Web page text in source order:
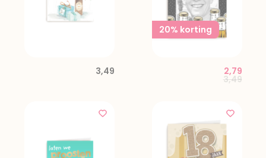
3,49
20% korting
Price
3,49to
2,79